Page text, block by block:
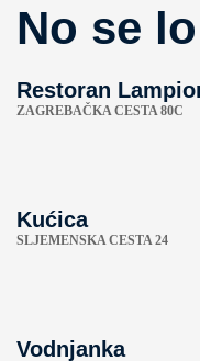
No se
Restoran
ZAGREBAČKA CESTA 80C
Kućica
SLJEMENSKA CESTA 24
Vodnjanka